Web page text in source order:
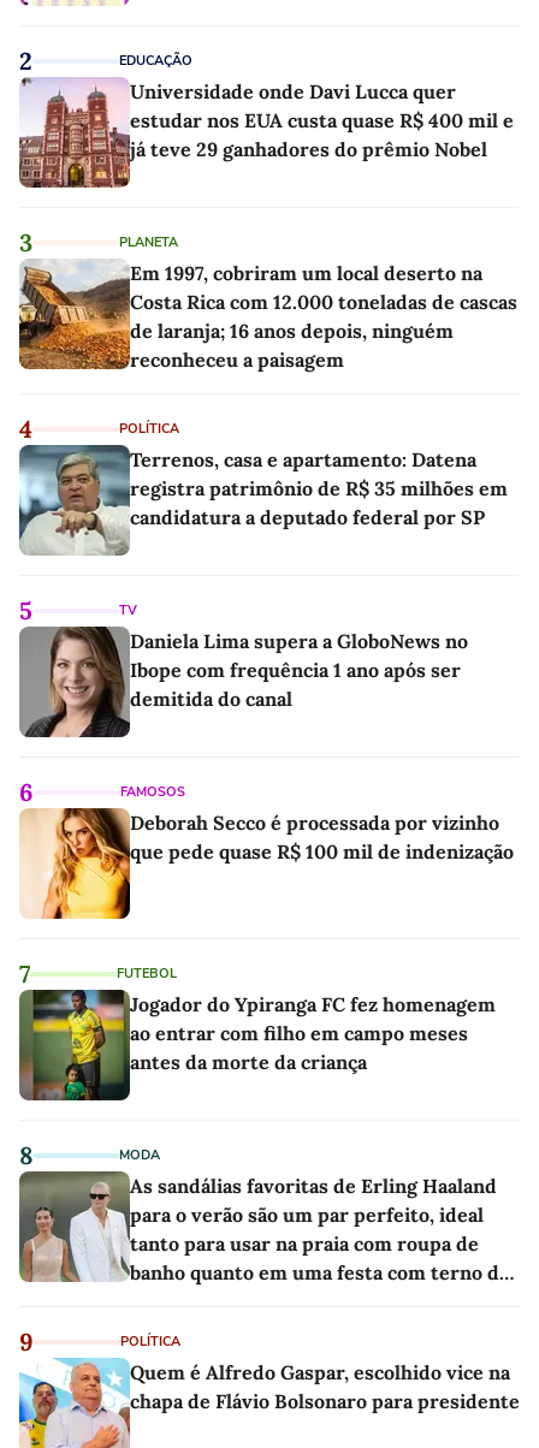
2 EDUCAÇÃO
Universidade onde Davi Lucca quer
estudar nos EUA custa quase R$ 400 mil e
já teve 29 ganhadores do prêmio Nobel
3 PLANETA
Em 1997, cobriram um local deserto na
Costa Rica com 12.000 toneladas de cascas
de laranja; 16 anos depois, ninguém
reconheceu a paisagem
4 POLÍTICA
Terrenos, casa e apartamento: Datena
registra patrimônio de R$ 35 milhões em
candidatura a deputado federal por SP
5 TV
Daniela Lima supera a GloboNews no
Ibope com frequência 1 ano após ser
demitida do canal
6 FAMOSOS
Deborah Secco é processada por vizinho
que pede quase R$ 100 mil de indenização
7 FUTEBOL
Jogador do Ypiranga FC fez homenagem
ao entrar com filho em campo meses
antes da morte da criança
8 MODA
As sandálias favoritas de Erling Haaland
para o verão são um par perfeito, ideal
tanto para usar na praia com roupa de
banho quanto em uma festa com terno de
9 POLÍTICA
Quem é Alfredo Gaspar, escolhido vice na
chapa de Flávio Bolsonaro para presidente